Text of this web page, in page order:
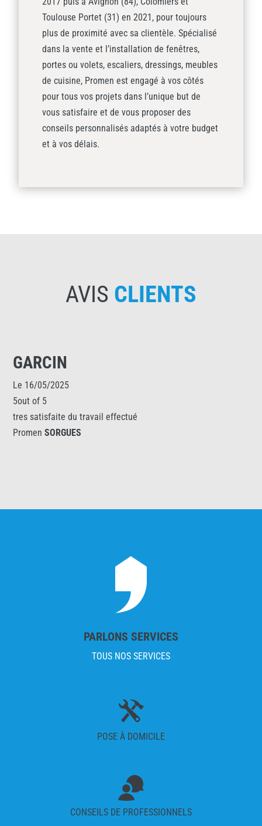
Toulouse Portet (31) en 2021, pour toujours
plus de proximité avec sa clientèle. Spécialisé
dans la vente et l’installation de fenêtres,
portes ou volets, escaliers, dressings, meubles
de cuisine, Promen est engagé à vos côtés
pour tous vos projets dans l’unique but de
vous satisfaire et de vous proposer des
conseils personnalisés adaptés à votre budget
et à vos délais.
AVIS CLIENTS
GARCIN
Le 16/05/2025
5out of 5
tres satisfaite du travail effectué
PromenSORGUES
PARLONS SERVICES
TOUS NOS SERVICES
POSE À DOMICILE
CONSEILS DE PROFESSIONNELS